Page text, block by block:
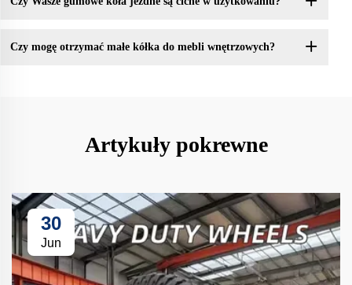
Czy mogę otrzymać małe kółka do mebli wnętrzowych?
Artykuły pokrewne
30
Jun